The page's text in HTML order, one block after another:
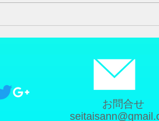
ずは、なかなかです
お問合せ